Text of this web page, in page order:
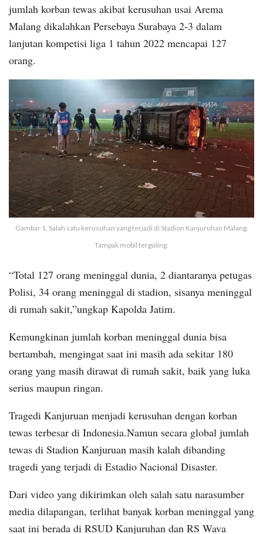
jumlah korban tewas akibat kerusuhan usai Arema
Malang dikalahkan Persebaya Surabaya 2-3 dalam
lanjutan kompetisi liga 1 tahun 2022 mencapai 127
orang.
Gambar 1. Salah satu kerusuhan yang terjadi di Stadion Kanjuruhan Malang.
Tampak mobil terguling.
“Total 127 orang meninggal dunia, 2 diantaranya petugas
Polisi, 34 orang meninggal di stadion, sisanya meninggal
di rumah sakit,”ungkap Kapolda Jatim.
Kemungkinan jumlah korban meninggal dunia bisa
bertambah, mengingat saat ini masih ada sekitar 180
orang yang masih dirawat di rumah sakit, baik yang luka
serius maupun ringan.
Tragedi Kanjuruan menjadi kerusuhan dengan korban
tewas terbesar di Indonesia.Namun secara global jumlah
tewas di Stadion Kanjuruan masih kalah dibanding
tragedi yang terjadi di Estadio Nacional Disaster.
Dari video yang dikirimkan oleh salah satu narasumber
media dilapangan, terlihat banyak korban meninggal yang
saat ini berada di RSUD Kanjuruhan dan RS Wava